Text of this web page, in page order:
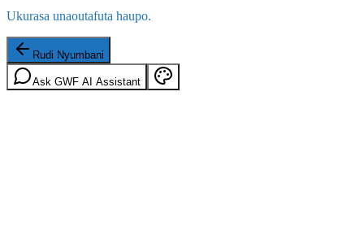
Ukurasa unaoutafuta haupo.
Rudi Nyumbani
Ask GWF AI Assistant